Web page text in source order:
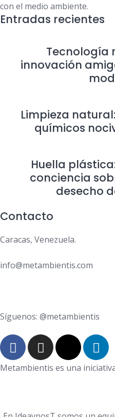
con el medio ambiente.
Entradas recientes
Tecnología
innovación
Limpieza
químicos
Huella
conciencia
desecho
Contacto
Caracas, Venezuela.
info@metambientis.com
Síguenos: @metambientis
Metambientis es una